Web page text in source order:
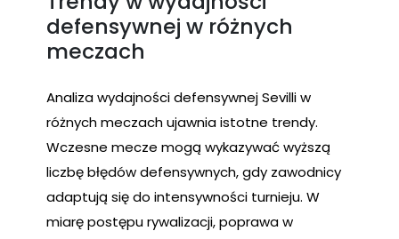
defensywnej w różnych
meczach
Analiza wydajności defensywnej Sevilli w
różnych meczach ujawnia istotne trendy.
Wczesne mecze mogą wykazywać wyższą
liczbę błędów defensywnych, gdy zawodnicy
adaptują się do intensywności turnieju. W
miarę postępu rywalizacji, poprawa w